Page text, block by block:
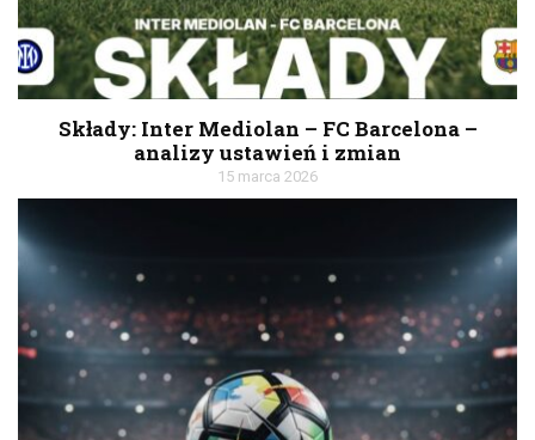
Składy: Inter Mediolan – FC Barcelona –
analizy ustawień i zmian
15 marca 2026